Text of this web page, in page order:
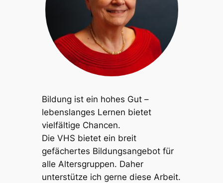
Bildung ist ein hohes Gut –
lebenslanges Lernen bietet
vielfältige Chancen.
Die VHS bietet ein breit
gefächertes Bildungsangebot für
alle Altersgruppen. Daher
unterstütze ich gerne diese Arbeit.